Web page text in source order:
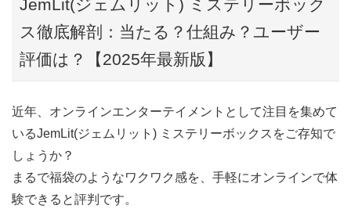
JemLit(ジェムリット) ミステリーボック
ス徹底解剖：当たる？仕組み？ユーザー
評価は？【2025年最新版】
近年、オンラインエンターテイメントとして注目を集めて
いるJemLit(ジェムリット) ミステリーボックスをご存知で
しょうか？
まるで福袋のようなワクワク感を、手軽にオンラインで体
験できると評判です。